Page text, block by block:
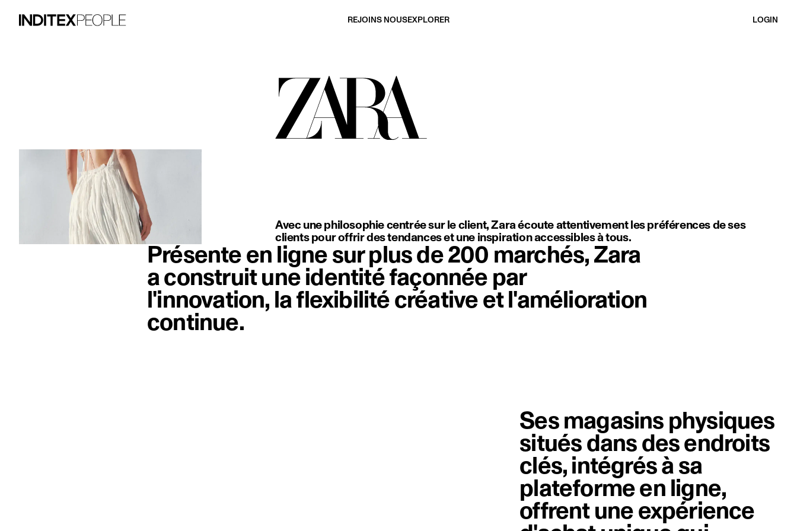
REJOINS NOUSEXPLORER LOGIN
Élément image 1 sur 3. Une femme porte une robe blanche fluide, dos nu, à fines bretelles délicates, qui met en valeur la douceur du mouvement, la légèreté du tissu et
Avec une philosophie centrée sur le client, Zara écoute attentivement les préférences de ses
clients pour offrir des tendances et une inspiration accessibles à tous.
Présente en ligne sur plus de 200 marchés, Zara
a construit une identité façonnée par
l'innovation, la flexibilité créative et l'amélioration
continue.
Ses magasins physiques
situés dans des endroits
clés, intégrés à sa
plateforme en ligne,
offrent une expérience